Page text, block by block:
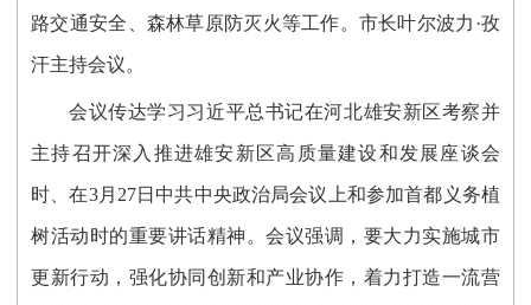
路交通安全、森林草原防灭火等工作。市长叶尔波力·孜
汗主持会议。
会议传达学习习近平总书记在河北雄安新区考察并
主持召开深入推进雄安新区高质量建设和发展座谈会
时、在3月27日中共中央政治局会议上和参加首都义务植
树活动时的重要讲话精神。会议强调，要大力实施城市
更新行动，强化协同创新和产业协作，着力打造一流营